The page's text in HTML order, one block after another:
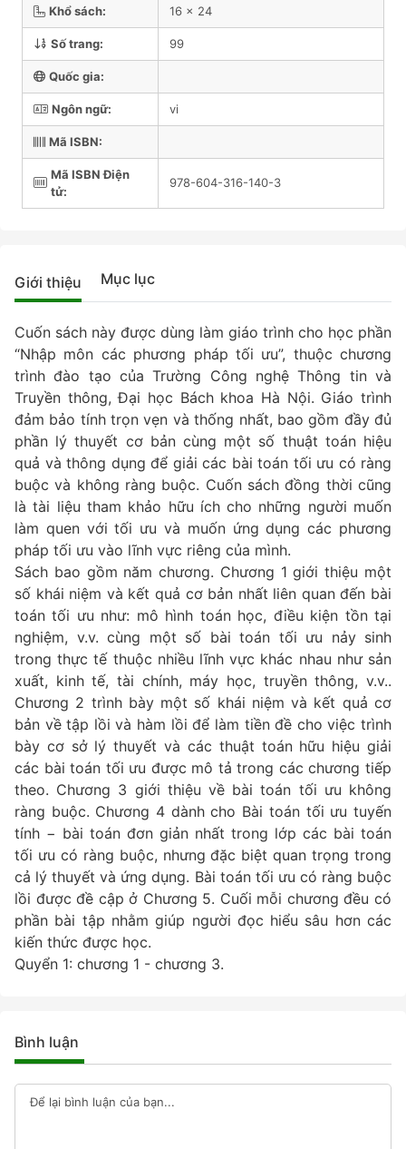
Khổ sách: 16 x 24
Số trang: 99
Quốc gia:
Ngôn ngữ: vi
Mã ISBN:
Mã ISBN Điện
tử:
978-604-316-140-3
Giới thiệu Mục lục
Cuốn sách này được dùng làm giáo trình cho học phần
“Nhập môn các phương pháp tối ưu”, thuộc chương
trình đào tạo của Trường Công nghệ Thông tin và
Truyền thông, Đại học Bách khoa Hà Nội. Giáo trình
đảm bảo tính trọn vẹn và thống nhất, bao gồm đầy đủ
phần lý thuyết cơ bản cùng một số thuật toán hiệu
quả và thông dụng để giải các bài toán tối ưu có ràng
buộc và không ràng buộc. Cuốn sách đồng thời cũng
là tài liệu tham khảo hữu ích cho những người muốn
làm quen với tối ưu và muốn ứng dụng các phương
pháp tối ưu vào lĩnh vực riêng của mình.
Sách bao gồm năm chương. Chương 1 giới thiệu một
số khái niệm và kết quả cơ bản nhất liên quan đến bài
toán tối ưu như: mô hình toán học, điều kiện tồn tại
nghiệm, v.v. cùng một số bài toán tối ưu nảy sinh
trong thực tế thuộc nhiều lĩnh vực khác nhau như sản
xuất, kinh tế, tài chính, máy học, truyền thông, v.v..
Chương 2 trình bày một số khái niệm và kết quả cơ
bản về tập lồi và hàm lồi để làm tiền đề cho việc trình
bày cơ sở lý thuyết và các thuật toán hữu hiệu giải
các bài toán tối ưu được mô tả trong các chương tiếp
theo. Chương 3 giới thiệu về bài toán tối ưu không
ràng buộc. Chương 4 dành cho Bài toán tối ưu tuyến
tính − bài toán đơn giản nhất trong lớp các bài toán
tối ưu có ràng buộc, nhưng đặc biệt quan trọng trong
cả lý thuyết và ứng dụng. Bài toán tối ưu có ràng buộc
lồi được đề cập ở Chương 5. Cuối mỗi chương đều có
phần bài tập nhằm giúp người đọc hiểu sâu hơn các
kiến thức được học.
Quyển 1: chương 1 - chương 3.
Bình luận